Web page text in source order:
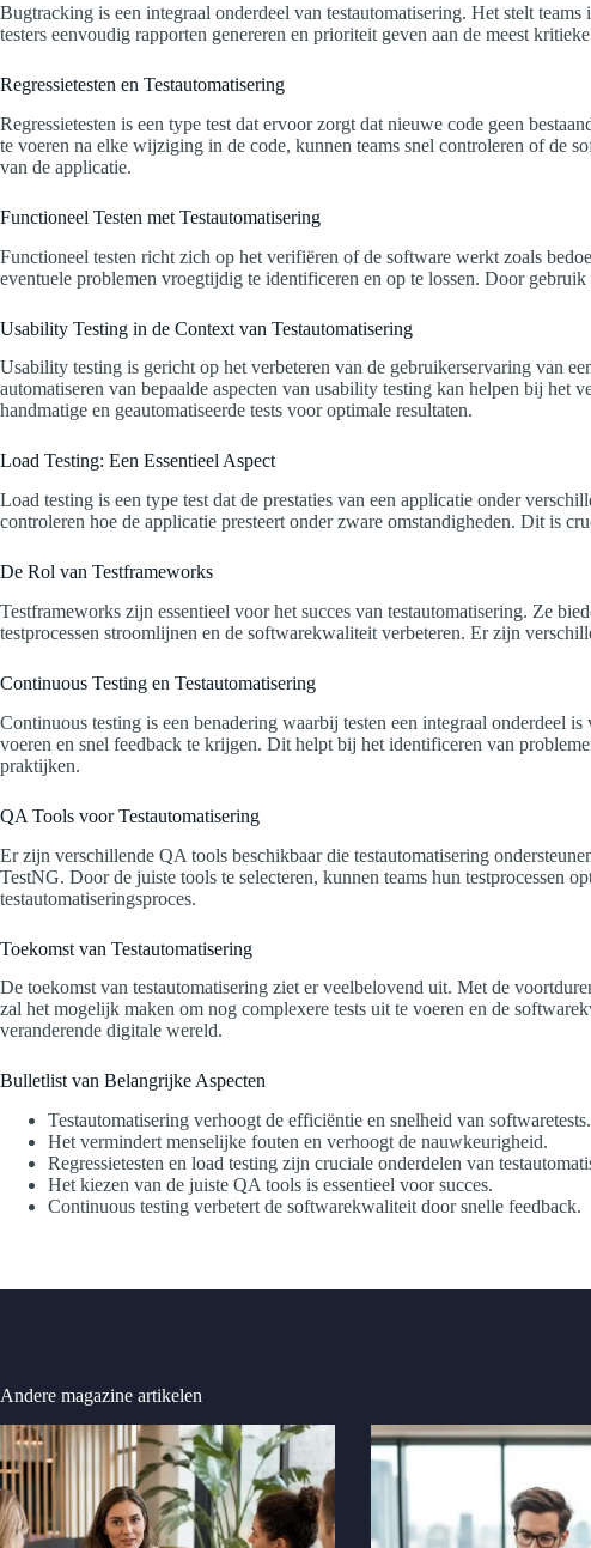
Bugtracking is een integraal onderdeel van testautomatisering. Het stelt
testers eenvoudig rapporten genereren en prioriteit geven aan de meest
Regressietesten en Testautomatisering
Regressietesten is een type test dat ervoor zorgt dat nieuwe code geen
te voeren na elke wijziging in de code, kunnen teams snel controleren of de
van de applicatie.
Functioneel Testen met Testautomatisering
Functioneel testen richt zich op het verifiëren of de software werkt zoals
eventuele problemen vroegtijdig te identificeren en op te lossen. Door
Usability Testing in de Context van Testautomatisering
Usability testing is gericht op het verbeteren van de gebruikerservaring van
automatiseren van bepaalde aspecten van usability testing kan helpen bij het
handmatige en geautomatiseerde tests voor optimale resultaten.
Load Testing: Een Essentieel Aspect
Load testing is een type test dat de prestaties van een applicatie onder
controleren hoe de applicatie presteert onder zware omstandigheden. Dit is
De Rol van Testframeworks
Testframeworks zijn essentieel voor het succes van testautomatisering. Ze
testprocessen stroomlijnen en de softwarekwaliteit verbeteren. Er zijn
Continuous Testing en Testautomatisering
Continuous testing is een benadering waarbij testen een integraal onderdeel
voeren en snel feedback te krijgen. Dit helpt bij het identificeren van
praktijken.
QA Tools voor Testautomatisering
Er zijn verschillende QA tools beschikbaar die testautomatisering
TestNG. Door de juiste tools te selecteren, kunnen teams hun testprocessen
testautomatiseringsproces.
Toekomst van Testautomatisering
De toekomst van testautomatisering ziet er veelbelovend uit. Met de
zal het mogelijk maken om nog complexere tests uit te voeren en de
veranderende digitale wereld.
Bulletlist van Belangrijke Aspecten
Testautomatisering verhoogt de efficiëntie en snelheid van softwaretests.
Het vermindert menselijke fouten en verhoogt de nauwkeurigheid.
Regressietesten en load testing zijn cruciale onderdelen van
Het kiezen van de juiste QA tools is essentieel voor succes.
Continuous testing verbetert de softwarekwaliteit door snelle feedback.
Andere magazine artikelen